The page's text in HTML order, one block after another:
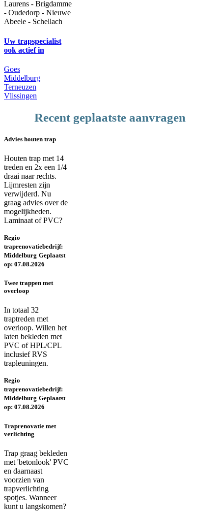
Laurens - Brigdamme
- Oudedorp - Nieuwe
Abeele - Schellach
Uw trapspecialist
ook actief in
Goes
Middelburg
Terneuzen
Vlissingen
Recent geplaatste aanvragen
Advies houten trap
Houten trap met 14
treden en 2x een 1/4
draai naar rechts.
Lijmresten zijn
verwijderd. Nu
graag advies over de
mogelijkheden.
Laminaat of PVC?
Regio
traprenovatiebedrijf:
Middelburg Geplaatst
op: 07.08.2026
Twee trappen met
overloop
In totaal 32
traptreden met
overloop. Willen het
laten bekleden met
PVC of HPL/CPL
inclusief RVS
trapleuningen.
Regio
traprenovatiebedrijf:
Middelburg Geplaatst
op: 07.08.2026
Traprenovatie met
verlichting
Trap graag bekleden
met 'betonlook' PVC
en daarnaast
voorzien van
trapverlichting
spotjes. Wanneer
kunt u langskomen?